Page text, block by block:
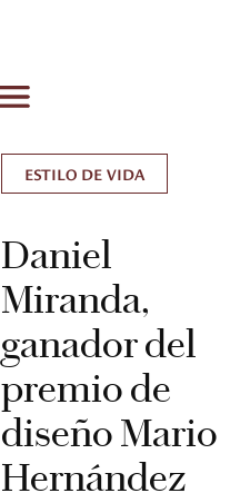
ESTILO DE VIDA
Daniel
Miranda,
ganador del
premio de
diseño Mario
Hernández